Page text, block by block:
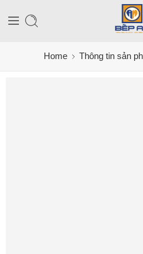
Home Thông tin sản